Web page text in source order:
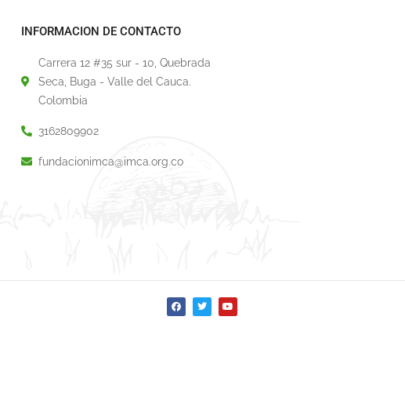
INFORMACION DE CONTACTO
Carrera 12 #35 sur - 10, Quebrada
Seca, Buga - Valle del Cauca.
Colombia
3162809902
fundacionimca@imca.org.co